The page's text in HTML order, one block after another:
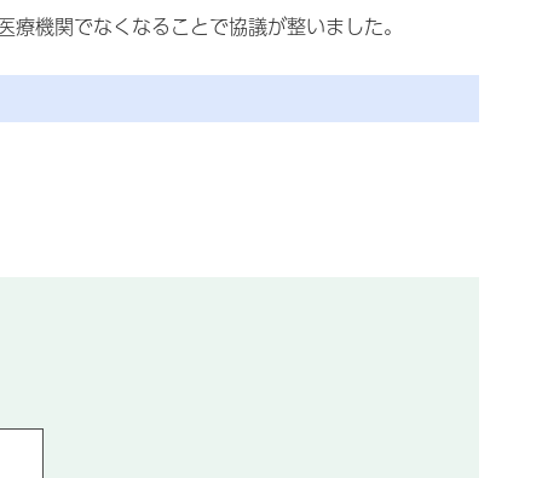
機関でなくなることで協議が整いました。